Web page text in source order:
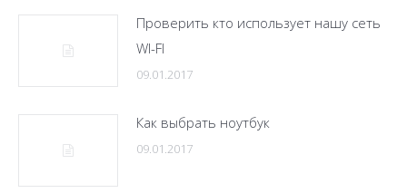
Проверить кто использует нашу сеть
WI-FI
09.01.2017
Как выбрать ноутбук
09.01.2017